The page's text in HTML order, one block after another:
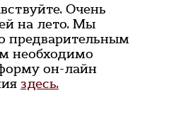
Очень
на лето. Мы
предварительным
необходимо
он-лайн
здесь.